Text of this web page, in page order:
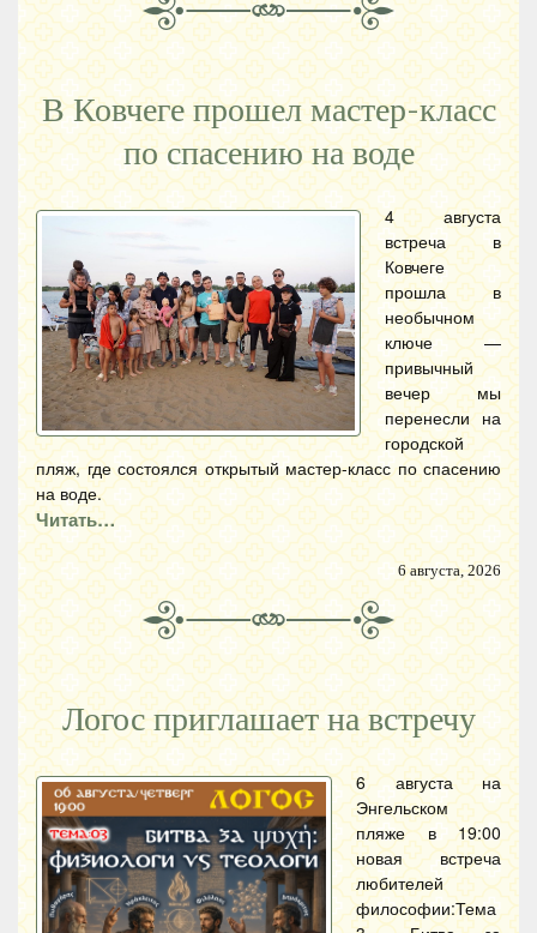
В Ковчеге прошел мастер-класс
по спасению на воде
4 августа
встреча в
Ковчеге
прошла в
необычном
ключе —
привычный
вечер мы
перенесли на
городской
пляж, где состоялся открытый мастер-класс по спасению
на воде.
Читать…
6 августа, 2026
Логос приглашает на встречу
6 августа на
Энгельском
пляже в 19:00
новая встреча
любителей
философии:Тема